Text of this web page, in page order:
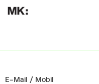
E-Mail / Mobil